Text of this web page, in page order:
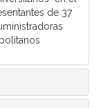
de 37